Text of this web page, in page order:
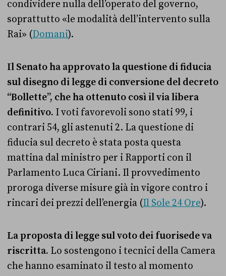
condividere nulla dell’operato del governo,
soprattutto «le modalità dell’intervento sulla
Rai» (Domani).
Il Senato ha approvato la questione di fiducia
sul disegno di legge di conversione del decreto
“Bollette”, che ha ottenuto così il via libera
definitivo. I voti favorevoli sono stati 99, i
contrari 54, gli astenuti 2. La questione di
fiducia sul decreto è stata posta questa
mattina dal ministro per i Rapporti con il
Parlamento Luca Ciriani. Il provvedimento
proroga diverse misure già in vigore contro i
rincari dei prezzi dell’energia (Il Sole 24 Ore).
La proposta di legge sul voto dei fuorisede va
riscritta. Lo sostengono i tecnici della Camera
che hanno esaminato il testo al momento